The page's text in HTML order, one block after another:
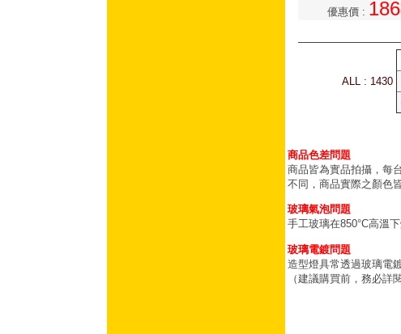
優惠價 :
ALL : 1430
商品色差問題
商品皆為實品拍攝，每
不同，商品實際之顏色
玻璃氣泡問題
手工玻璃在850°C高溫
玻璃電鍍問題
造型燈具常透過玻璃電
（建議購買前，務必詳